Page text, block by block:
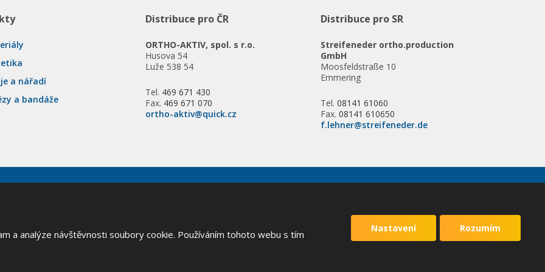
a nářadí
a bandáže
Distribuce pro ČR
ORTHO-AKTIV, spol. s r.o.
Husova 54
Luže 538 54
Tel. 469 671 430
Fax. 469 671 070
ortho-aktiv@quick.cz
Distribuce pro SR
Streifeneder ortho.production
GmbH
Moosfeldstraße 10
Emmering
Tel. 08141 61060
Fax. 08141 610650
f.lehner@streifeneder.de
a analýze návštěvnosti soubory cookie. Používáním tohoto webu s tím
Nastavení Rozumím